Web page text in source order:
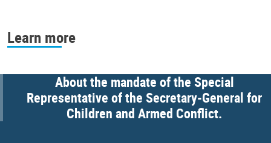
Learn more
About the mandate of the Special
Representative of the Secretary-General for
Children and Armed Conflict.